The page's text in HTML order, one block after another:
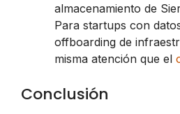
almacenamiento de
Para startups con
offboarding de
misma atención que el
Conclusión